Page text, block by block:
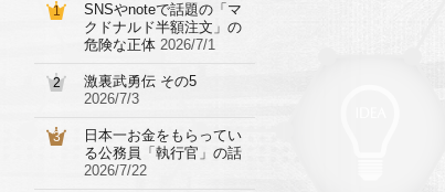
1
SNSやnoteで話題の「マ
クドナルド半額注文」の
危険な正体 2026/7/1
2
激裏武勇伝 その5
2026/7/3
3
日本一お金をもらってい
る公務員「執行官」の話
2026/7/22